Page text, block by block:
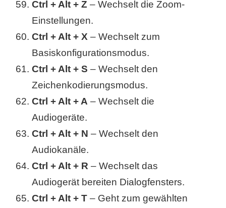
Ctrl + Alt + Z – Wechselt die Zoom-
Einstellungen.
Ctrl + Alt + X – Wechselt zum
Basiskonfigurationsmodus.
Ctrl + Alt + S – Wechselt den
Zeichenkodierungsmodus.
Ctrl + Alt + A – Wechselt die
Audiogeräte.
Ctrl + Alt + N – Wechselt den
Audiokanäle.
Ctrl + Alt + R – Wechselt das
Audiogerät bereiten Dialogfensters.
Ctrl + Alt + T – Geht zum gewählten